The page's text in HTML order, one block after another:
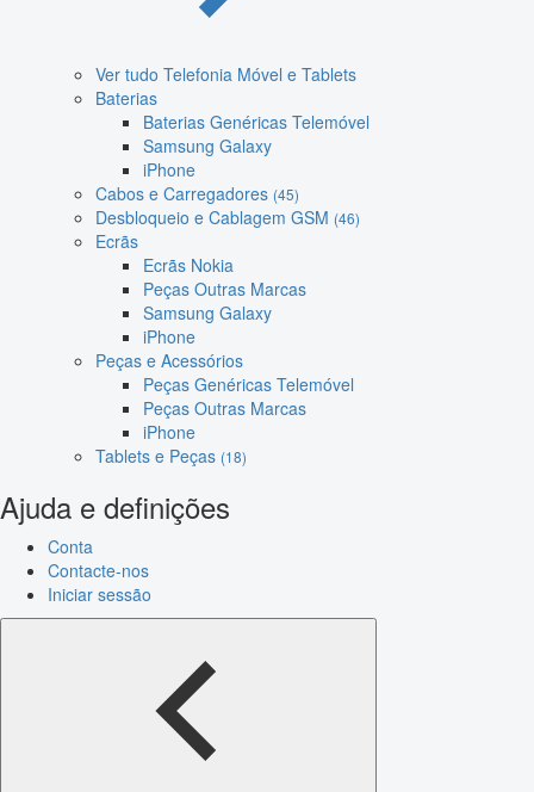
Ver tudo Telefonia Móvel e Tablets
Baterias
Baterias Genéricas Telemóvel
Samsung Galaxy
iPhone
Cabos e Carregadores (45)
Desbloqueio e Cablagem GSM (46)
Ecrãs
Ecrãs Nokia
Peças Outras Marcas
Samsung Galaxy
iPhone
Peças e Acessórios
Peças Genéricas Telemóvel
Peças Outras Marcas
iPhone
Tablets e Peças (18)
Ajuda e definições
Conta
Contacte-nos
Iniciar sessão